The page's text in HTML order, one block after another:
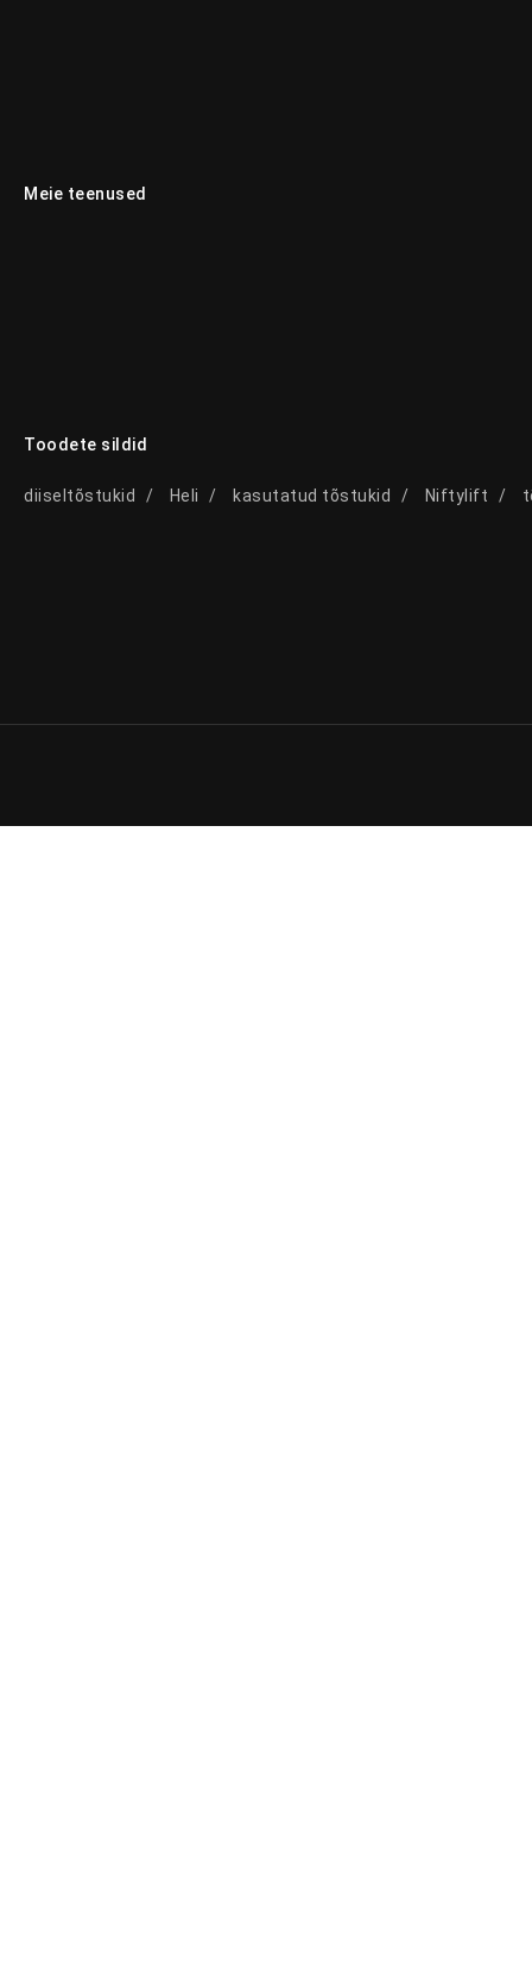
Meie teenused
Toodete sildid
diiseltõstukid Heli kasutatud tõstukid Niftylift